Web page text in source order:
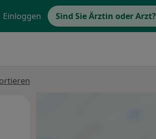
Einloggen Sind Sie Ärztin oder Arzt?